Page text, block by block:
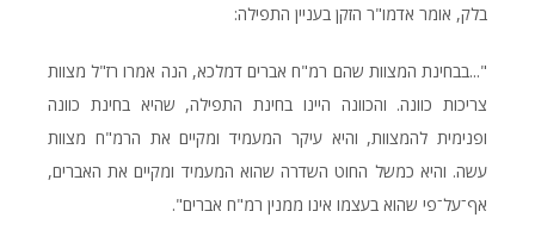
בלק, אומר אדמו"ר הזקן בעניין התפילה:
"...בבחינת המצוות שהם רמ"ח אברים דמלכא, הנה אמרו רז"ל מצוות
צריכות כוונה. והכוונה היינו בחינת התפילה, שהיא בחינת כוונה
ופנימית להמצוות, והיא עיקר המעמיד ומקיים את הרמ"ח מצוות
עשה. והיא כמשל החוט השדרה שהוא המעמיד ומקיים את האברים,
אף־על־פי שהוא בעצמו אינו ממנין רמ"ח אברים".